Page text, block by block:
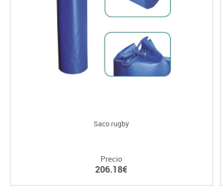
Saco rugby
Precio
206.18€